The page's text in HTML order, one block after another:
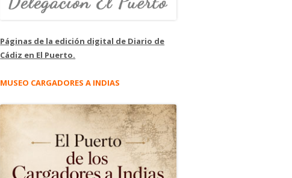
Páginas de la edición digital de Diario de
Cádiz en El Puerto.
MUSEO CARGADORES A INDIAS